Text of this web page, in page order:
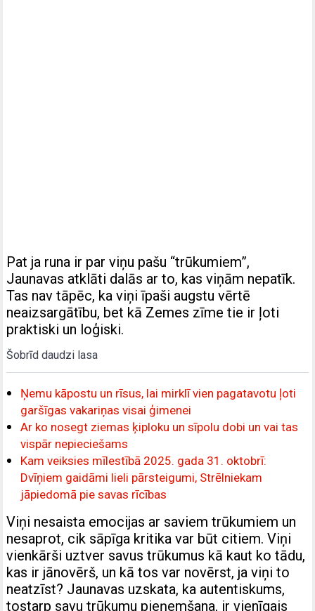
Pat ja runa ir par viņu pašu “trūkumiem”,
Jaunavas atklāti dalās ar to, kas viņām nepatīk.
Tas nav tāpēc, ka viņi īpaši augstu vērtē
neaizsargātību, bet kā Zemes zīme tie ir ļoti
praktiski un loģiski.
Šobrīd daudzi lasa
Ņemu kāpostu un rīsus, lai mirklī vien pagatavotu ļoti
garšīgas vakariņas visai ģimenei
Ar ko nosegt ziemas ķiploku un sīpolu dobi un vai tas
vispār nepieciešams
Kam veiksies mīlestībā 2025. gada 31. oktobrī:
Dvīņiem gaidāmi lieli pārsteigumi, Strēlniekam
jāpiedomā pie savas rīcības
Viņi nesaista emocijas ar saviem trūkumiem un
nesaprot, cik sāpīga kritika var būt citiem. Viņi
vienkārši uztver savus trūkumus kā kaut ko tādu,
kas ir jānovērš, un kā tos var novērst, ja viņi to
neatzīst? Jaunavas uzskata, ka autentiskums,
tostarp savu trūkumu pieņemšana, ir vienīgais